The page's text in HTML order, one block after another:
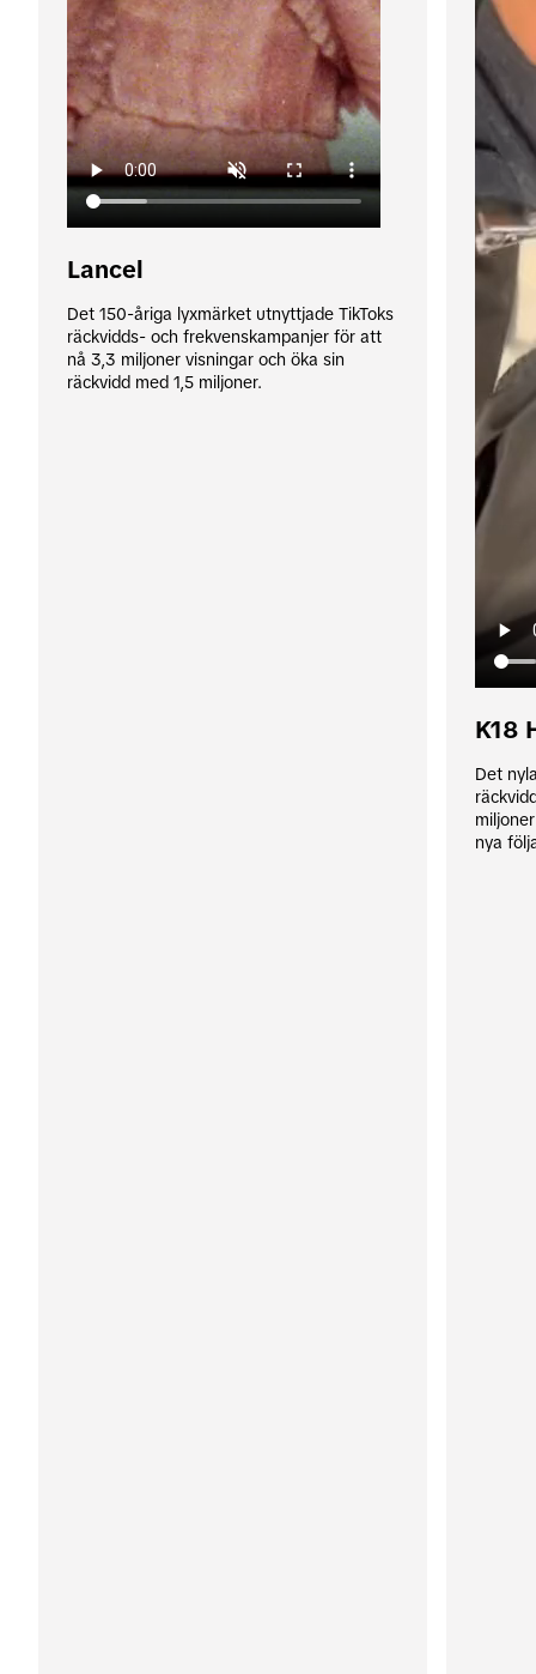
Lancel
Det 150-åriga lyxmärket utnyttjade TikToks
räckvidds- och frekvenskampanjer för att
nå 3,3 miljoner visningar och öka sin
räckvidd med 1,5 miljoner.
K18
Det
nya